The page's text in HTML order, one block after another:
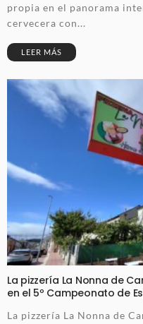
propia en el panorama
cervecera con...
LEER MÁS
La pizzería La Nonna de
en el 5º Campeonato de
La pizzería La Nonna de